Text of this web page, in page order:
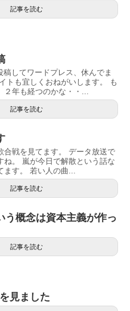
記事を読む
稿してワードプレス、休んでま
トも宜しくおねがいします。 も
２年も経つのかな・・...
記事を読む
合戦を見てます。 データ放送で
ね。 嵐が今日で解散という話な
ます。 若い人の曲...
記事を読む
う概念は資本主義が作っ
記事を読む
見ました